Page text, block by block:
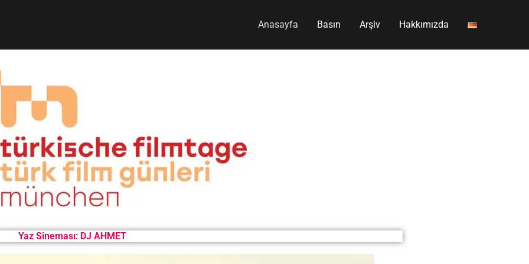
Anasayfa Basın Arşiv Hakkımızda
Yaz Sineması: DJ AHMET